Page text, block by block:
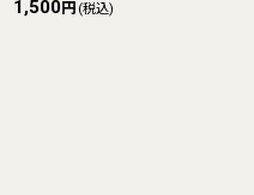
1,500円 (税込)